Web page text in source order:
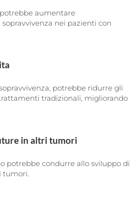
potrebbe aumentare
nei pazienti con
potrebbe ridurre gli
tradizionali, migliorando
in altri tumori
potrebbe condurre allo sviluppo di
tumori.